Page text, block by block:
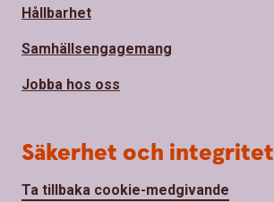
Hållbarhet
Samhällsengagemang
Jobba hos oss
Säkerhet och integritet
Ta tillbaka cookie-medgivande